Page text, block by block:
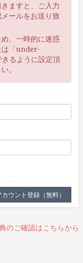
ますと、ご入力
ールをお送り致
、一時的に迷惑
は「under-
るように設定頂
。
のご確認はこちらから